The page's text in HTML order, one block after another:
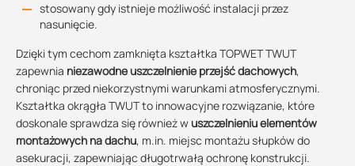
stosowany gdy istnieje możliwość instalacji przez
nasunięcie.
Dzięki tym cechom zamknięta kształtka TOPWET TWUT
zapewnia niezawodne uszczelnienie przejść dachowych,
chroniąc przed niekorzystnymi warunkami atmosferycznymi.
Kształtka okrągła TWUT to innowacyjne rozwiązanie, które
doskonale sprawdza się również wuszczelnieniu elementów
montażowych na dachu, m.in. miejsc montażu słupków do
asekuracji, zapewniając długotrwałą ochronę konstrukcji.